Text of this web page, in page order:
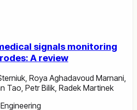
signals monitoring
A review
Roya Aghadavoud Marnani
Tao Petr Bilik Radek Martinek